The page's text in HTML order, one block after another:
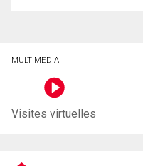
MULTIMEDIA
Visites virtuelles